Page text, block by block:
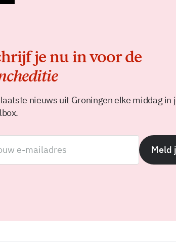
je nu in voor de
nieuws uit Groningen elke middag in
Meld